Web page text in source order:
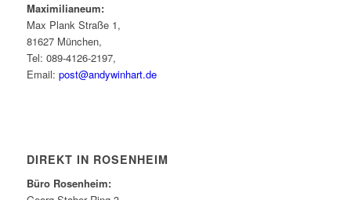
Maximilianeum:
Max Plank Straße 1,
81627 München,
Tel: 089-4126-2197,
Email: post@andywinhart.de
DIREKT IN ROSENHEIM
Büro Rosenheim: